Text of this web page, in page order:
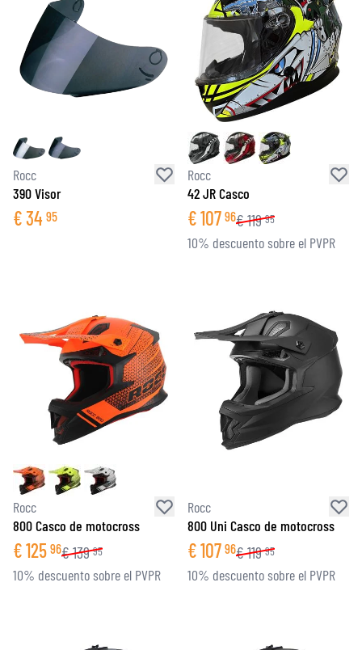
Rocc
390 Visor
€34 95
Rocc
42 JR Casco
€107 96€119 95
10% descuento sobre el PVPR
Rocc
800 Casco de motocross
€125 96€139 95
10% descuento sobre el PVPR
Rocc
800 Uni Casco de motocross
€107 96€119 95
10% descuento sobre el PVPR